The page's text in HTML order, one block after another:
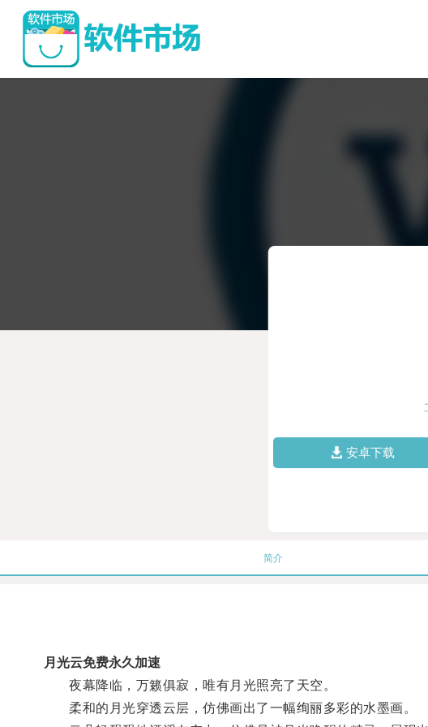
安卓下载
简介
月光云免费永久加速
夜幕降临，万籁俱寂，唯有月光照亮了天空。
柔和的月光穿透云层，仿佛画出了一幅绚丽多彩的水墨画。